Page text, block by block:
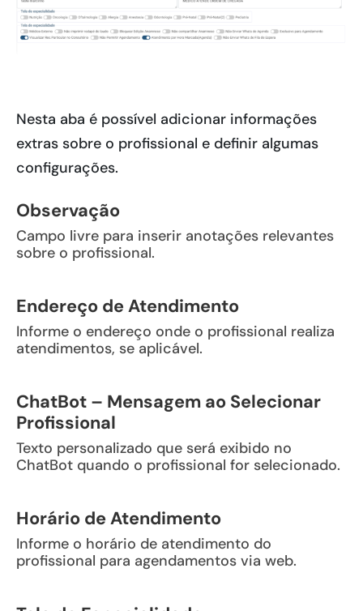
Nesta aba é possível adicionar informações
extras sobre o profissional e definir algumas
configurações.
Observação
Campo livre para inserir anotações relevantes
sobre o profissional.
Endereço de Atendimento
Informe o endereço onde o profissional realiza
atendimentos, se aplicável.
ChatBot – Mensagem ao Selecionar
Profissional
Texto personalizado que será exibido no
ChatBot quando o profissional for selecionado.
Horário de Atendimento
Informe o horário de atendimento do
profissional para agendamentos via web.